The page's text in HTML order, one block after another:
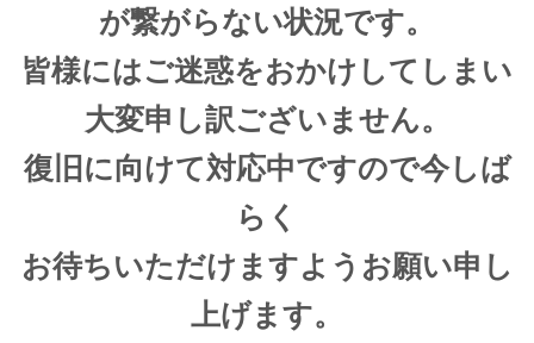
が繋がらない状況です。
皆様にはご迷惑をおかけしてしまい
大変申し訳ございません。
復旧に向けて対応中ですので今しば
らく
お待ちいただけますようお願い申し
上げます。